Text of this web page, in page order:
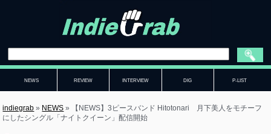
NEWS REVIEW INTERVIEW DIG P-LIST
indiegrab » NEWS »
【NEWS】3ピースバンド Hitotonari 月下美人をモチーフ
にしたシングル「ナイトクイーン」配信開始